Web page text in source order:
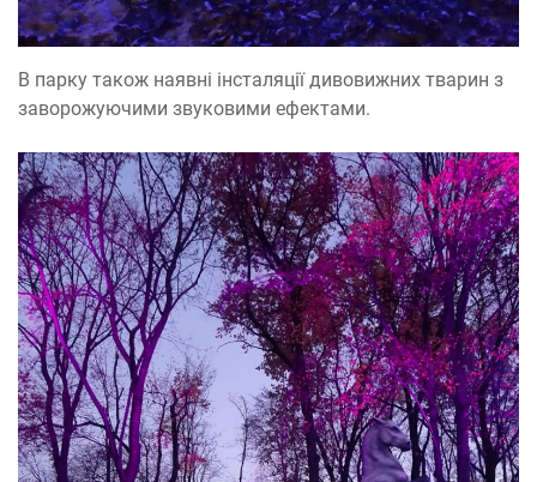
В парку також наявні інсталяції дивовижних тварин з
заворожуючими звуковими ефектами.